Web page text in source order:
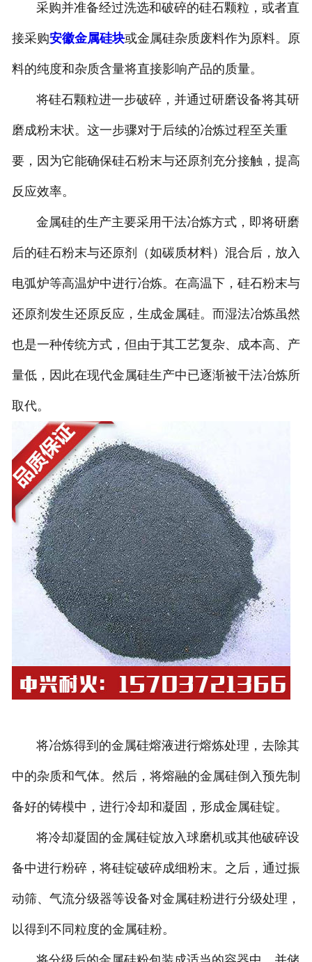
采购并准备经过洗选和破碎的硅石颗粒，或者直
接采购安徽金属硅块或金属硅杂质废料作为原料。原
料的纯度和杂质含量将直接影响产品的质量。
将硅石颗粒进一步破碎，并通过研磨设备将其研
磨成粉末状。这一步骤对于后续的冶炼过程至关重
要，因为它能确保硅石粉末与还原剂充分接触，提高
反应效率。
金属硅的生产主要采用干法冶炼方式，即将研磨
后的硅石粉末与还原剂（如碳质材料）混合后，放入
电弧炉等高温炉中进行冶炼。在高温下，硅石粉末与
还原剂发生还原反应，生成金属硅。而湿法冶炼虽然
也是一种传统方式，但由于其工艺复杂、成本高、产
量低，因此在现代金属硅生产中已逐渐被干法冶炼所
取代。
将冶炼得到的金属硅熔液进行熔炼处理，去除其
中的杂质和气体。然后，将熔融的金属硅倒入预先制
备好的铸模中，进行冷却和凝固，形成金属硅锭。
将冷却凝固的金属硅锭放入球磨机或其他破碎设
备中进行粉碎，将硅锭破碎成细粉末。之后，通过振
动筛、气流分级器等设备对金属硅粉进行分级处理，
以得到不同粒度的金属硅粉。